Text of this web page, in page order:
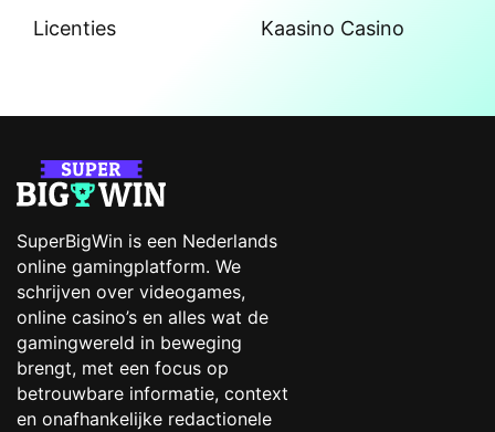
Licenties
Kaasino Casino
SuperBigWin is een Nederlands
online gamingplatform. We
schrijven over videogames,
online casino’s en alles wat de
gamingwereld in beweging
brengt, met een focus op
betrouwbare informatie, context
en onafhankelijke redactionele